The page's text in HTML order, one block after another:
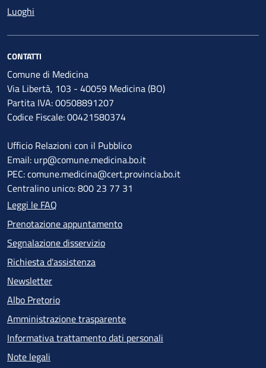
Luoghi
CONTATTI
Comune di Medicina
Via Libertà, 103 - 40059 Medicina (BO)
Partita IVA: 00508891207
Codice Fiscale: 00421580374
Ufficio Relazioni con il Pubblico
Email: urp@comune.medicina.bo.it
PEC: comune.medicina@cert.provincia.bo.it
Centralino unico: 800 23 77 31
Leggi le FAQ
Prenotazione appuntamento
Segnalazione disservizio
Richiesta d'assistenza
Newsletter
Albo Pretorio
Amministrazione trasparente
Informativa trattamento dati personali
Note legali